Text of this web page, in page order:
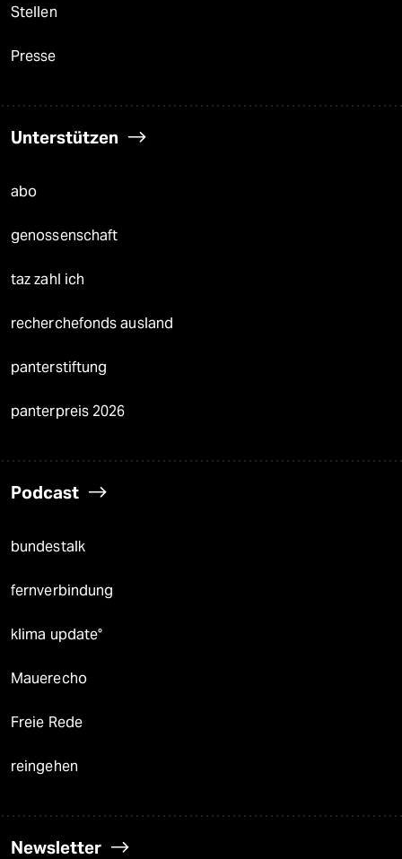
Stellen
Presse
Unterstützen
abo
genossenschaft
taz zahl ich
recherchefonds ausland
panterstiftung
panterpreis 2026
Podcast
bundestalk
fernverbindung
klima update°
Mauerecho
Freie Rede
reingehen
Newsletter